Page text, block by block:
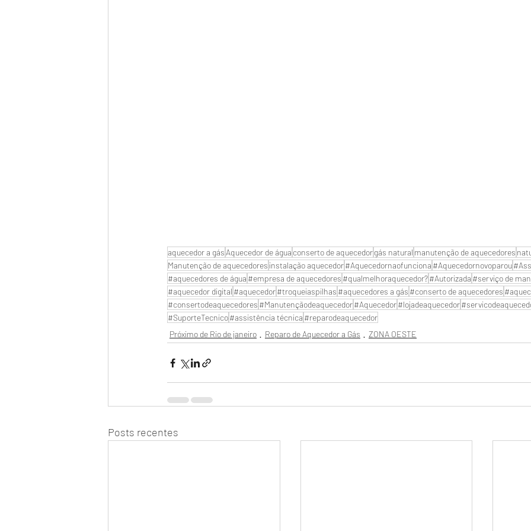
aquecedor a gás Aquecedor de água conserto de aquecedorgás natural manutenção de aquecedores
Manutenção de aquecedores instalação aquecedor#Aquecedornaofunciona #Aquecedornovoparou
#aquecedores de água #empresa de aquecedores #qualmelhoraquecedor?#Autorizada #serviço de
#aquecedor digital #aquecedor#troqueiaspilhas #aquecedores a gás #conserto de aquecedores
#consertodeaquecedores #Manutençãodeaquecedor#Aquecedor#lojadeaquecedor
#SuporteTecnico#assistência técnica #reparodeaquecedor
Próximo de Rio de janeiro
Reparo de Aquecedor a Gás ZONA OESTE
Posts recentes